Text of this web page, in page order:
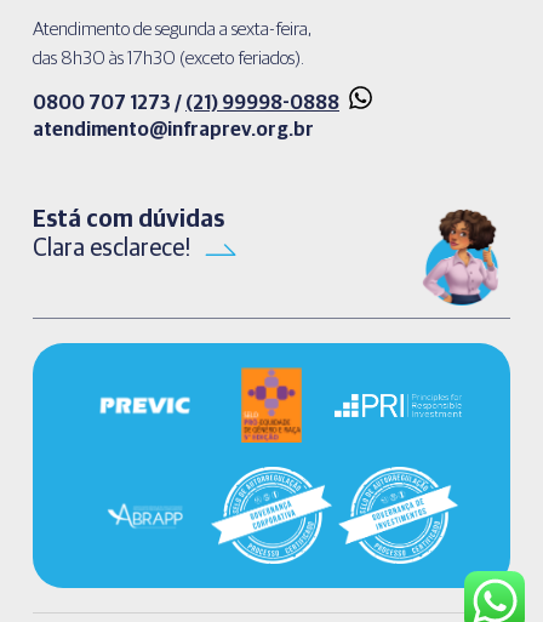
Atendimento de segunda a sexta-feira,
das 8h30 às 17h30 (exceto feriados).
0800 707 1273 / (21) 99998-0888
atendimento@infraprev.org.br​
Está com dúvidas
Clara esclarece!